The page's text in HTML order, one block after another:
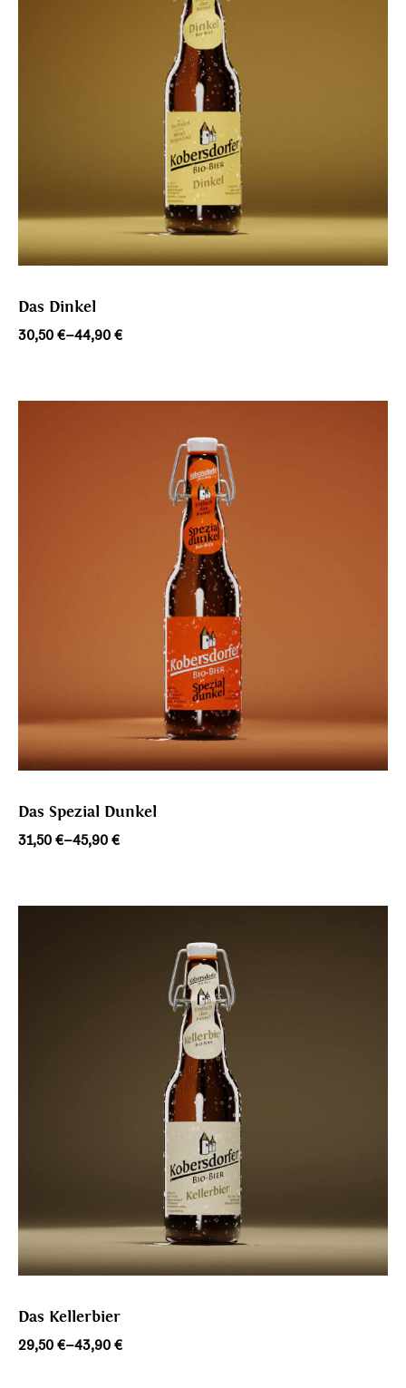
Das Dinkel
30,50 €–44,90 €
Preisspanne:
44,90 €
Das Spezial Dunkel
31,50 €–45,90 €
Preisspanne:
45,90 €
Das Kellerbier
29,50 €–43,90 €
Preisspanne: